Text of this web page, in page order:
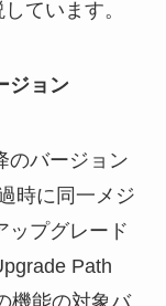
ています。
ジョン
のバージョン
時に同一メジ
ップグレード
Path
機能の対象バ